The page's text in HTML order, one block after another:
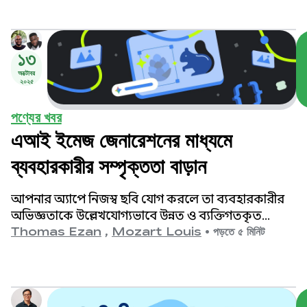
১৩
অক্টোবর
২০২৫
পণ্যের খবর
এআই ইমেজ জেনারেশনের মাধ্যমে
ব্যবহারকারীর সম্পৃক্ততা বাড়ান
আপনার অ্যাপে নিজস্ব ছবি যোগ করলে তা ব্যবহারকারীর
অভিজ্ঞতাকে উল্লেখযোগ্যভাবে উন্নত ও ব্যক্তিগতকৃত
করতে পারে এবং ব্যবহারকারীর সম্পৃক্ততা বাড়াতে পারে।
Thomas Ezan , Mozart Louis • পড়তে ৫ মিনিট